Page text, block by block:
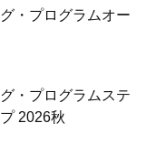
・プログラムオー
・プログラムステ
2026秋